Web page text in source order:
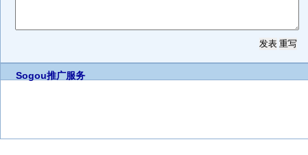
Sogou推广服务